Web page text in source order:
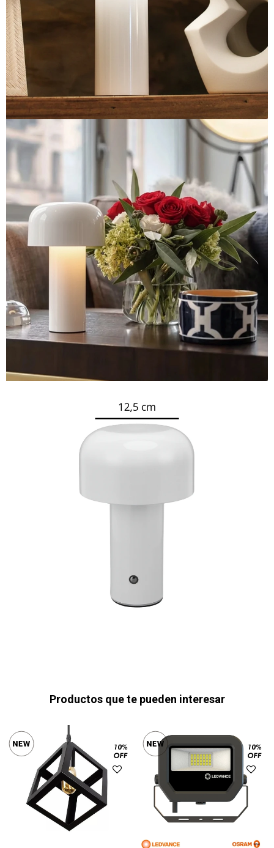
Productos que te pueden interesar